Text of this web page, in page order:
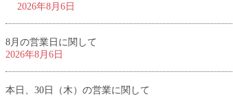
2026年8月6日
8月の営業日に関して
2026年8月6日
本日、30日（木）の営業に関して